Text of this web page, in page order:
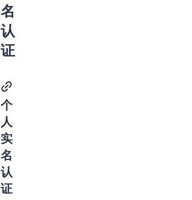
名
认
证
个
人
实
名
认
证